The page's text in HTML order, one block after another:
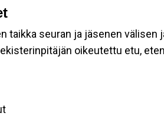
seuran ja jäsenen
oikeutettu etu,